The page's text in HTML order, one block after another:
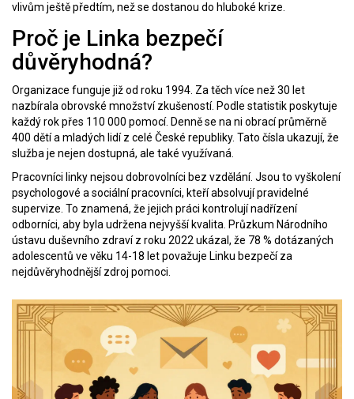
vlivům ještě předtím, než se dostanou do hluboké krize.
Proč je Linka bezpečí
důvěryhodná?
Organizace funguje již od roku 1994. Za těch více než 30 let
nazbírala obrovské množství zkušeností. Podle statistik poskytuje
každý rok přes 110 000 pomocí. Denně se na ni obrací průměrně
400 dětí a mladých lidí z celé České republiky. Tato čísla ukazují, že
služba je nejen dostupná, ale také využívaná.
Pracovníci linky nejsou dobrovolníci bez vzdělání. Jsou to vyškolení
psychologové a sociální pracovníci, kteří absolvují pravidelné
supervize. To znamená, že jejich práci kontrolují nadřízení
odborníci, aby byla udržena nejvyšší kvalita. Průzkum Národního
ústavu duševního zdraví z roku 2022 ukázal, že 78 % dotázaných
adolescentů ve věku 14-18 let považuje Linku bezpečí za
nejdůvěryhodnější zdroj pomoci.